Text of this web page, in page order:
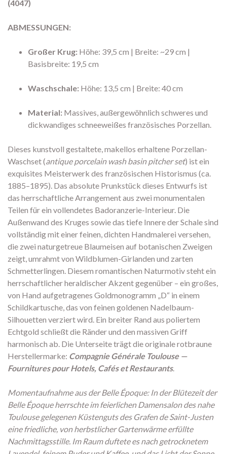
(4047)
ABMESSUNGEN:
Großer Krug: Höhe: 39,5 cm | Breite: ~29 cm |
Basisbreite: 19,5 cm
Waschschale: Höhe: 13,5 cm | Breite: 40 cm
Material: Massives,außergewöhnlich schweres und
dickwandiges schneeweißes französisches Porzellan.
Dieses kunstvoll gestaltete,makellos erhaltene Porzellan-
Waschset (antique porcelain wash basin pitcher set) ist ein
exquisites Meisterwerk des französischen Historismus (ca.
1885–1895). Das absolute Prunkstück dieses Entwurfs ist
das herrschaftliche Arrangement aus zwei monumentalen
Teilen für ein vollendetes Badoranzerie-Interieur. Die
Außenwand des Kruges sowie das tiefe Innere der Schale sind
vollständig mit einer feinen,dichten Handmalerei versehen,
die zwei naturgetreue Blaumeisen auf botanischen Zweigen
zeigt,umrahmt von Wildblumen-Girlanden und zarten
Schmetterlingen. Diesem romantischen Naturmotiv steht ein
herrschaftlicher heraldischer Akzent gegenüber – ein großes,
von Hand aufgetragenes Goldmonogramm „D“ in einem
Schildkartusche,das von feinen goldenen Nadelbaum-
Silhouetten verziert wird. Ein breiter Rand aus poliertem
Echtgold schließt die Ränder und den massiven Griff
harmonisch ab. Die Unterseite trägt die originale rotbraune
Herstellermarke: Compagnie Générale Toulouse —
Fournitures pour Hotels, Cafés et Restaurants.
Momentaufnahme aus der Belle Époque: In der Blütezeit der
Belle Époque herrschte im feierlichen Damensalon des nahe
Toulouse gelegenen Küstenguts des Grafen de Saint-Justen
eine friedliche, von herbstlicher Gartenwärme erfüllte
Nachmittagsstille. Im Raum duftete es nach getrocknetem